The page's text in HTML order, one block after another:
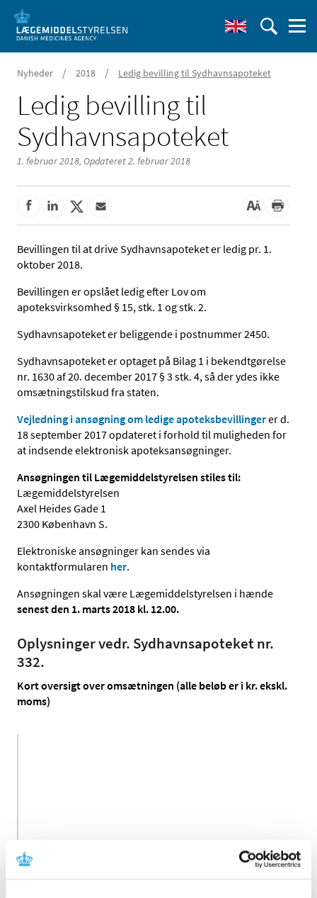
Nyheder / 2018 / Ledig bevilling til Sydhavnsapoteket
Ledig bevilling til
Sydhavnsapoteket
1. februar 2018, Opdateret 2. februar 2018
Bevillingen til at drive Sydhavnsapoteket er ledig pr. 1.
oktober 2018.
Bevillingen er opslået ledig efter Lov om
apoteksvirksomhed § 15, stk. 1 og stk. 2.
Sydhavnsapoteket er beliggende i postnummer 2450.
Sydhavnsapoteket er optaget på Bilag 1 i bekendtgørelse
nr. 1630 af 20. december 2017 § 3 stk. 4, så der ydes ikke
omsætningstilskud fra staten.
Vejledning i ansøgning om ledige apoteksbevillingerer d.
18 september 2017 opdateret i forhold til muligheden for
at indsende elektronisk apoteksansøgninger.
Ansøgningen til Lægemiddelstyrelsen stiles til:
Lægemiddelstyrelsen
Axel Heides Gade 1
2300 København S.
Elektroniske ansøgninger kan sendes via
kontaktformularen her.
Ansøgningen skal være Lægemiddelstyrelsen i hænde
senest den 1. marts 2018 kl. 12.00.
Oplysninger vedr. Sydhavnsapoteket nr.
332.
Kort oversigt over omsætningen (alle beløb er i kr. ekskl.
moms)
Apoteksforbeholdte
håndkøbslægemidler
513.035 522.710